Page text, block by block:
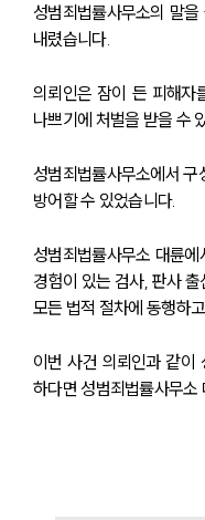
글로
성범죄법률사무소의 말
내렸습니다.
의뢰인은 잠이 든 피해자
나쁘기에 처벌을 받을 수
성범죄법률사무소에서
방어할 수 있었습니다.
성범죄법률사무소 대륜
경험이 있는 검사, 판사
모든 법적 절차에 동행하
이번 사건 의뢰인과 같이
하다면 성범죄법률사무소